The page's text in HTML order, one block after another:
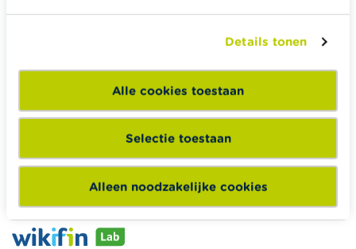
Details tonen
Alle cookies toestaan
Selectie toestaan
Alleen noodzakelijke cookies
Wikifin School biedt gratis en heel divers pedagogisch
lesmateriaal en opleidingen aan leerkrachten om hen te
ondersteunen bij hun lessen financiële educatie.
Naar Wikifin School